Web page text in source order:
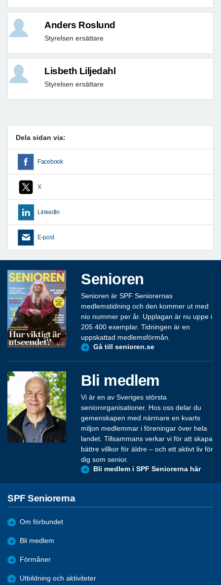
Anders Roslund
Styrelsen ersättare
Lisbeth Liljedahl
Styrelsen ersättare
Dela sidan via:
Facebook
X
LinkedIn
E-post
Senioren
Senioren är SPF Seniorernas
medlemstidning och den kommer ut med
nio nummer per år. Upplagan är nu uppe i
205 400 exemplar. Tidningen är en
uppskattad medlemsförmån.
Gå till senioren.se
Bli medlem
Vi är en av Sveriges största
seniororganisationer. Hos oss delar du
gemenskapen med närmare en kvarts
miljon medlemmar i föreningar över hela
landet. Tillsammans verkar vi för att skapa
bättre villkor för äldre – och ett aktivt liv för
dig som senior.
Bli medlem i SPF Seniorerna här
SPF Seniorerna
Om förbundet
Bli medlem
Förmåner
Utbildning och aktiviteter